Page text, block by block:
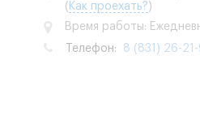
( Как проехать? )
Время работы:
Телефон: 8 (831) 26-21-